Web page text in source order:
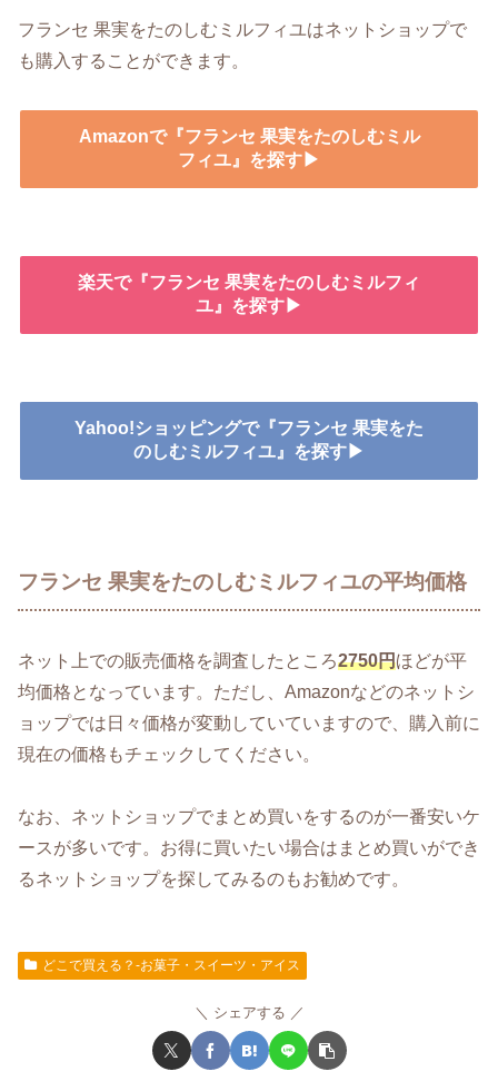
フランセ 果実をたのしむミルフィユはネットショップで
も購入することができます。
Amazonで『フランセ 果実をたのしむミル
フィユ』を探す▶
楽天で『フランセ 果実をたのしむミルフィ
ユ』を探す▶
Yahoo!ショッピングで『フランセ 果実をた
のしむミルフィユ』を探す▶
フランセ 果実をたのしむミルフィユの平均価格
ネット上での販売価格を調査したところ2750円ほどが平
均価格となっています。ただし、Amazonなどのネットシ
ョップでは日々価格が変動していていますので、購入前に
現在の価格もチェックしてください。
なお、ネットショップでまとめ買いをするのが一番安いケ
ースが多いです。お得に買いたい場合はまとめ買いができ
るネットショップを探してみるのもお勧めです。
どこで買える？-お菓子・スイーツ・アイス
シェアする